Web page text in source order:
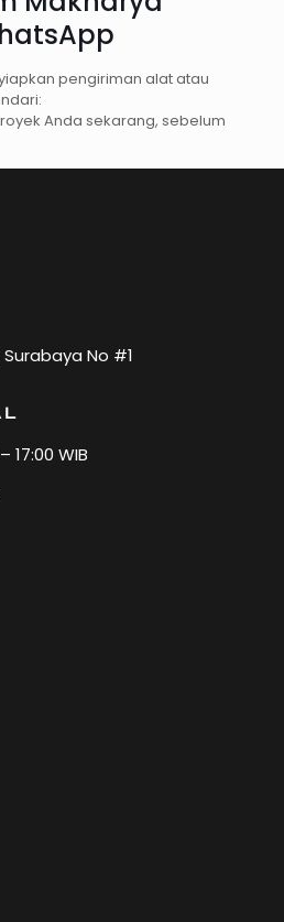
pengiriman alat atau
Anda sekarang, sebelum
No #1
WIB